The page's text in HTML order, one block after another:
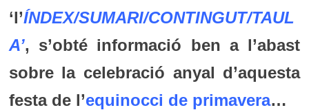
‘l’ÍNDEX/SUMARI/CONTINGUT/TAUL
A’, s’obté informació ben a l’abast
sobre la celebració anyal d’aquesta
festa de l’equinocci de primavera…